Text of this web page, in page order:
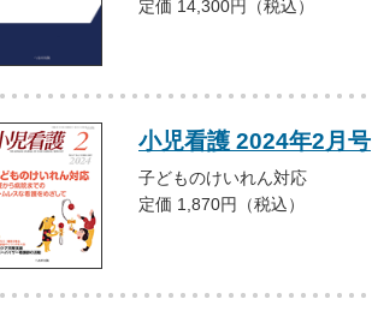
定価 14,300円（税込）
小児看護 2024年2月号
子どものけいれん対応
定価 1,870円（税込）